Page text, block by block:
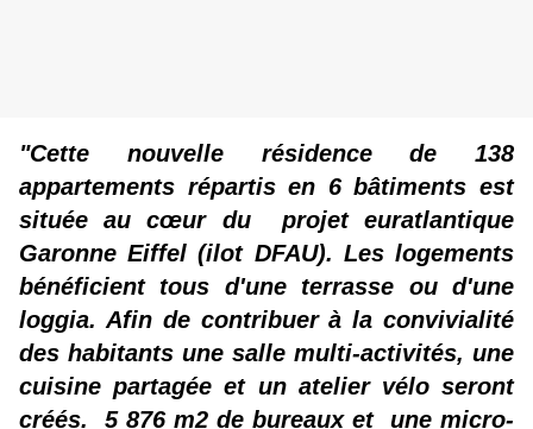
"Cette nouvelle résidence de 138
appartements répartis en 6 bâtiments est
située au cœur du projet euratlantique
Garonne Eiffel (ilot DFAU). Les logements
bénéficient tous d'une terrasse ou d'une
loggia. Afin de contribuer à la convivialité
des habitants une salle multi-activités, une
cuisine partagée et un atelier vélo seront
créés. 5 876 m2 de bureaux et une micro-